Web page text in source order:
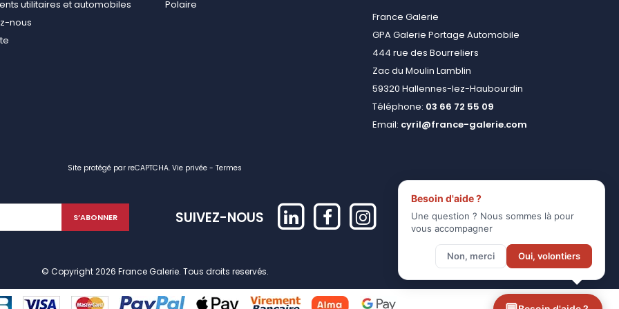
utilitaires et automobiles
nous
Polaire
France Galerie
GPA Galerie Portage Automobile
444 rue des Bourreliers
Zac du Moulin Lamblin
59320 Hallennes-lez-Haubourdin
Téléphone: 03 66 72 55 09
Email: cyril@france-galerie.com
Site protégé par reCAPTCHA. Vie privée - Termes
SUIVEZ-NOUS
© Copyright 2026 France Galerie. Tous droits reservés.
Besoin d'aide ?
Une question ? Nous sommes là pour
vous accompagner
Non, merci Oui, volontiers